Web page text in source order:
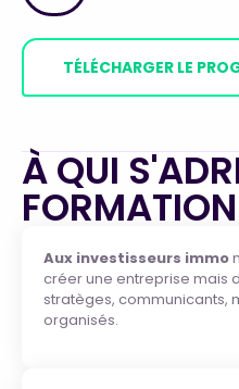
TÉLÉCHARGER LE
À QUI
Aux investisseurs immo
créer une entreprise mais
stratèges, communicants,
organisés.